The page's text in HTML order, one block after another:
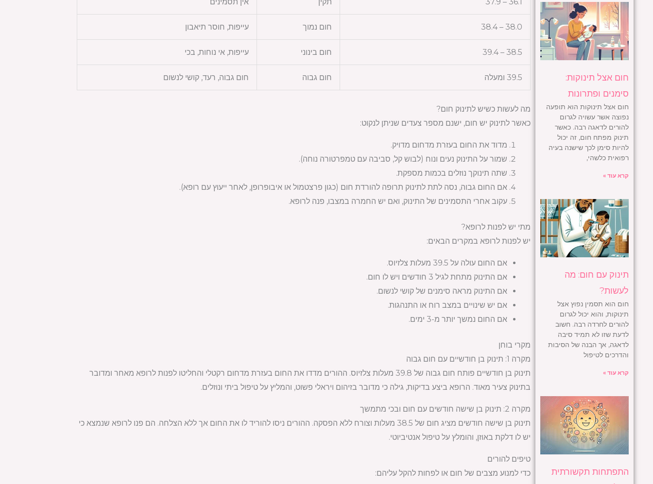
חום אצל תינוקות:
סימנים ופתרונות
חום אצל תינוקות הוא תופעה
נפוצה אשר עשויה לגרום
להורים לדאגה רבה. כאשר
תינוק מפתח חום, זה יכול
להיות סימן לכך שישנה בעיה
רפואית כלשהי,
קרא עוד »
תינוק עם חום: מה
לעשות?
חום הוא תסמין נפוץ אצל
תינוקות, והוא יכול לגרום
להורים לחרדה רבה. חשוב
לדעת שזו לא תמיד סיבה
לדאגה, אך הבנה של הסיבות
והדרכים לטיפול
קרא עוד »
התפתחות תקשורתית
38.0 – 38.4 חום נמוך עייפות, חוסר תיאבון
38.5 – 39.4 חום בינוני עייפות, אי נוחות, בכי
39.5 ומעלה חום גבוה חום גבוה, רעד, קושי לנשום
מה לעשות כשיש לתינוק חום?
כאשר לתינוק יש חום, ישנם מספר צעדים שניתן לנקוט:
מדוד את החום בעזרת מדחום מדויק.
שמור על התינוק נעים ונוח (לבוש קל, סביבה עם טמפרטורה נוחה).
שתה תינוקך נוזלים בכמות מספקת.
אם החום גבוה, נסה לתת לתינוק תרופה להורדת חום (כגון פרצטמול או איבופרופן, לאחר ייעוץ עם רופא).
עקוב אחרי התסמינים של התינוק, ואם יש החמרה במצבו, פנה לרופא.
מתי יש לפנות לרופא?
יש לפנות לרופא במקרים הבאים:
אם החום עולה על 39.5 מעלות צלזיוס.
אם התינוק מתחת לגיל 3 חודשים ויש לו חום.
אם התינוק מראה סימנים של קושי לנשום.
אם יש שינויים במצב רוח או התנהגות.
אם החום נמשך יותר מ-3 ימים.
מקרי בוחן
מקרה 1: תינוק בן חודשיים עם חום גבוה
תינוק בן חודשיים פותח חום גבוה של 39.8 מעלות צלזיוס. ההורים מדדו את החום בעזרת מדחום רקטלי והחליטו לפנות לרופא מאחר ומדובר
בתינוק צעיר מאוד. הרופא ביצע בדיקות, גילה כי מדובר בזיהום ויראלי פשוט, והמליץ על טיפול ביתי ונוזלים.
מקרה 2: תינוק בן שישה חודשים עם חום ובכי מתמשך
תינוק בן שישה חודשים מציג חום של 38.5 מעלות וצורח ללא הפסקה. ההורים ניסו להוריד לו את החום אך ללא הצלחה. הם פנו לרופא שנמצא כי
יש לו דלקת באוזן, והומלץ על טיפול אנטיביוטי.
טיפים להורים
כדי למנוע מצבים של חום או לפחות להקל עליהם: